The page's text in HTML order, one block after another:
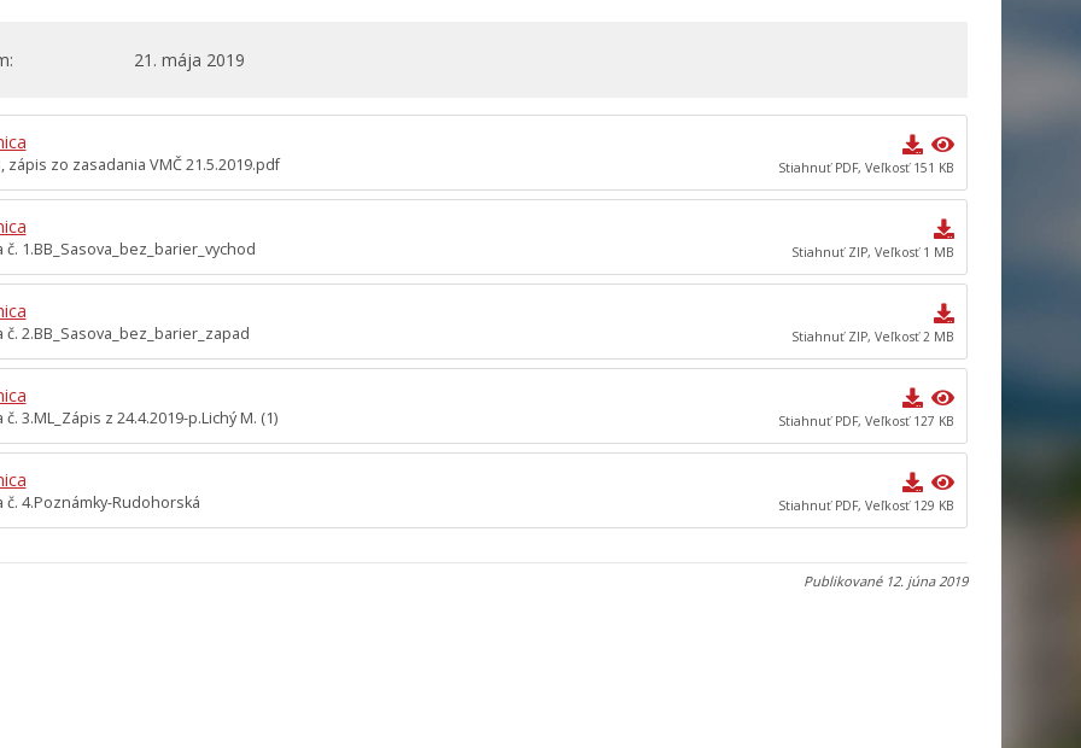
21. mája 2019
zápis zo zasadania VMČ 21.5.2019.pdf Stiahnuť PDF, Veľkosť 151 KB
č. 1.BB_Sasova_bez_barier_vychod Stiahnuť ZIP, Veľkosť 1 MB
č. 2.BB_Sasova_bez_barier_zapad Stiahnuť ZIP, Veľkosť 2 MB
č. 3.ML_Zápis z 24.4.2019-p.Lichý M. (1) Stiahnuť PDF, Veľkosť 127 KB
č. 4.Poznámky-Rudohorská Stiahnuť PDF, Veľkosť 129 KB
Publikované 12. júna 2019